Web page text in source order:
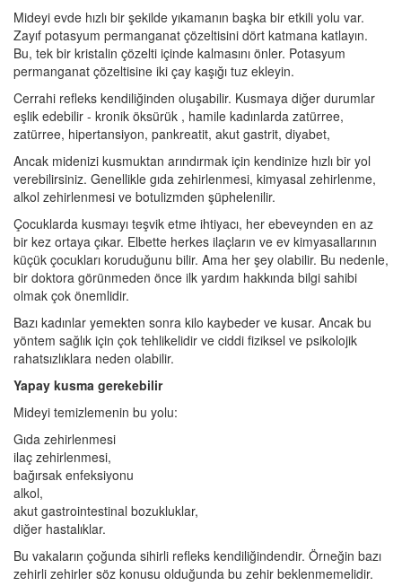
Mideyi evde hızlı bir şekilde yıkamanın başka bir etkili yolu var.
Zayıf potasyum permanganat çözeltisini dört katmana katlayın.
Bu, tek bir kristalin çözelti içinde kalmasını önler. Potasyum
permanganat çözeltisine iki çay kaşığı tuz ekleyin.
Cerrahi refleks kendiliğinden oluşabilir. Kusmaya diğer durumlar
eşlik edebilir - kronik öksürük , hamile kadınlarda zatürree,
zatürree, hipertansiyon, pankreatit, akut gastrit, diyabet,
Ancak midenizi kusmuktan arındırmak için kendinize hızlı bir yol
verebilirsiniz. Genellikle gıda zehirlenmesi, kimyasal zehirlenme,
alkol zehirlenmesi ve botulizmden şüphelenilir.
Çocuklarda kusmayı teşvik etme ihtiyacı, her ebeveynden en az
bir kez ortaya çıkar. Elbette herkes ilaçların ve ev kimyasallarının
küçük çocukları koruduğunu bilir. Ama her şey olabilir. Bu nedenle,
bir doktora görünmeden önce ilk yardım hakkında bilgi sahibi
olmak çok önemlidir.
Bazı kadınlar yemekten sonra kilo kaybeder ve kusar. Ancak bu
yöntem sağlık için çok tehlikelidir ve ciddi fiziksel ve psikolojik
rahatsızlıklara neden olabilir.
Yapay kusma gerekebilir
Mideyi temizlemenin bu yolu:
Gıda zehirlenmesi
ilaç zehirlenmesi,
bağırsak enfeksiyonu
alkol,
akut gastrointestinal bozukluklar,
diğer hastalıklar.
Bu vakaların çoğunda sihirli refleks kendiliğindendir. Örneğin bazı
zehirli zehirler söz konusu olduğunda bu zehir beklenmemelidir.